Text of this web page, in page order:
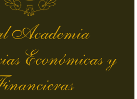
Academia
Económicas y